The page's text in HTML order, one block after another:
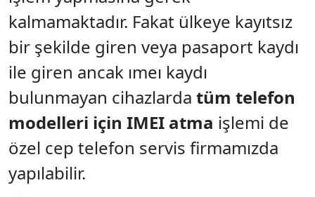
kalmamaktadır. Fakat ülkeye kayıtsız
bir şekilde giren veya pasaport kaydı
ile giren ancak ımeı kaydı
bulunmayan cihazlarda tüm telefon
modelleri için IMEI atma işlemi de
özel cep telefon servis firmamızda
yapılabilir.